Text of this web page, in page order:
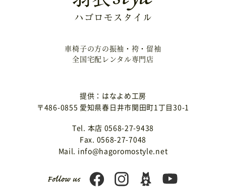
車椅子の方の振袖・袴・留袖
全国宅配レンタル専門店
提供：はなよめ工房
〒486-0855 愛知県春日井市関田町1丁目30-1
Tel. 本店 0568-27-9438
Fax. 0568-27-7048
Mail. info@hagoromostyle.net